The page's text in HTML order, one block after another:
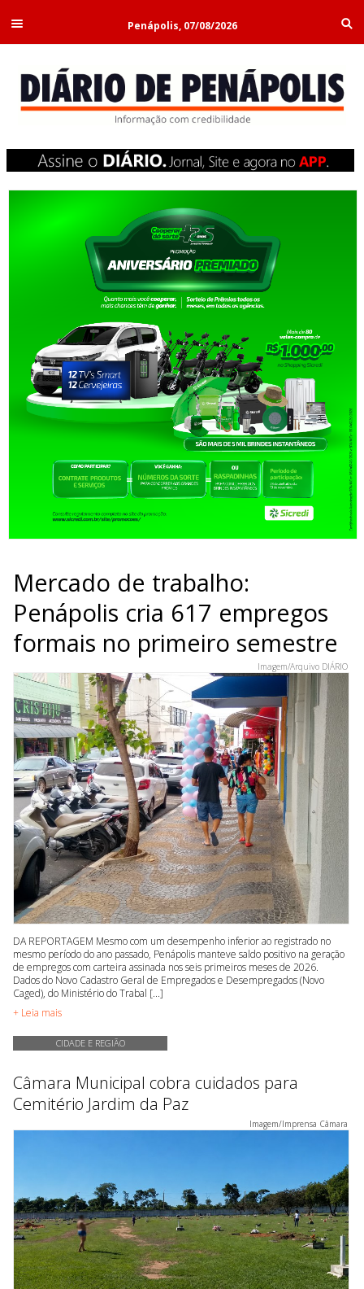
Penápolis, 07/08/2026
Mercado de trabalho:
Penápolis cria 617 empregos
formais no primeiro semestre
Imagem/Arquivo DIÁRIO
DA REPORTAGEM Mesmo com um desempenho inferior ao registrado no
mesmo período do ano passado, Penápolis manteve saldo positivo na geração
de empregos com carteira assinada nos seis primeiros meses de 2026.
Dados do Novo Cadastro Geral de Empregados e Desempregados (Novo
Caged), do Ministério do Trabal [...]
+ Leia mais
CIDADE E REGIÃO
Câmara Municipal cobra cuidados para
Cemitério Jardim da Paz
Imagem/Imprensa Câmara